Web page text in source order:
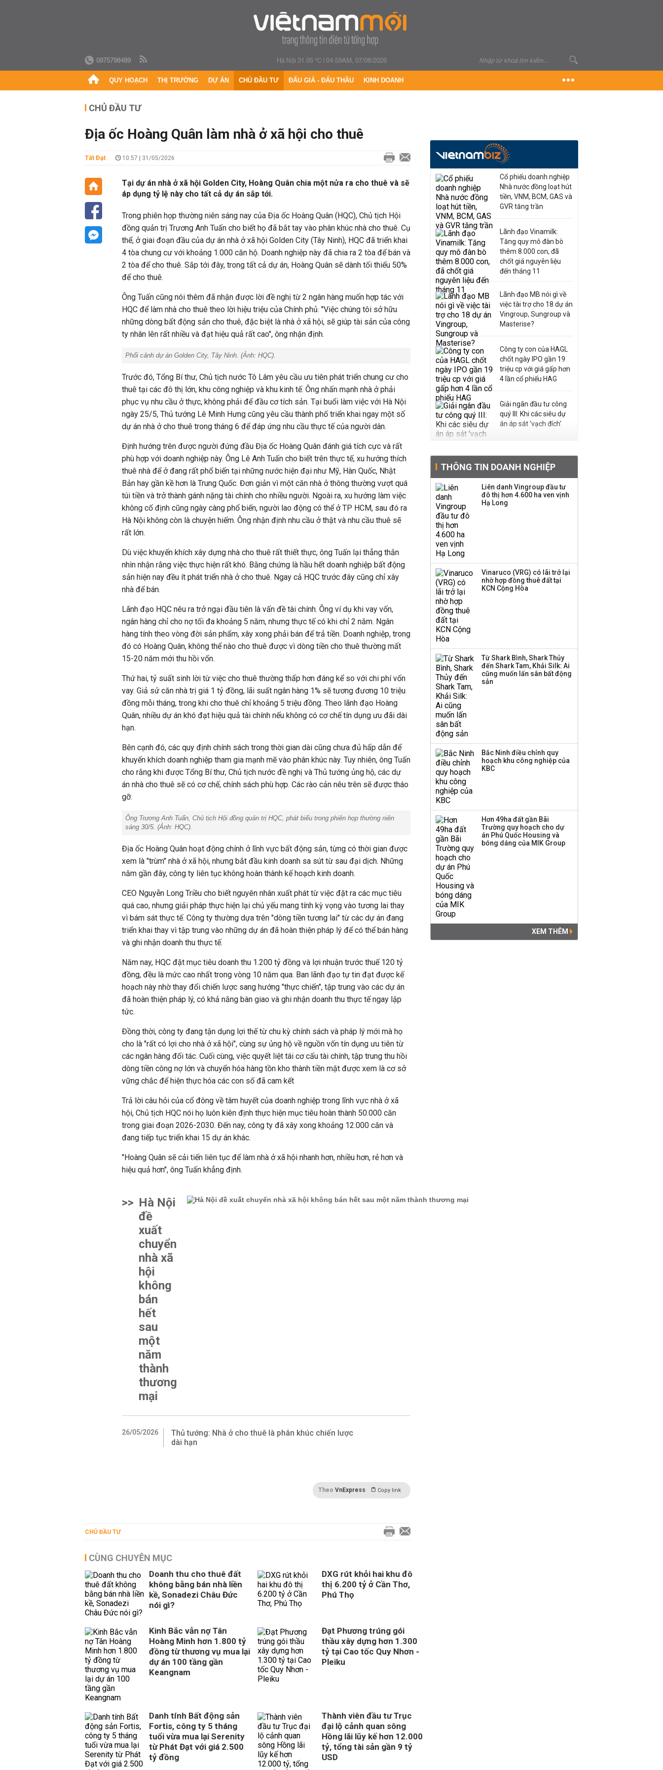
0975798489 Hà Nội 31.05 °C|04:59AM, 07/08/2026
QUY HOẠCH THỊ TRƯỜNG DỰ ÁN CHỦ ĐẦU TƯ ĐẤU GIÁ - ĐẤU THẦU KINH DOANH
CHỦ ĐẦU TƯ
Địa ốc Hoàng Quân làm nhà ở xã hội cho thuê
Tất Đạt 10:57 | 31/05/2026
Tại dự án nhà ở xã hội Golden City, Hoàng Quân chia một nửa ra cho thuê và sẽ
áp dụng tỷ lệ này cho tất cả dự án sắp tới.
Trong phiên họp thường niên sáng nay của Địa ốc Hoàng Quân (HQC), Chủ tịch Hội
đồng quản trị Trương Anh Tuấn cho biết họ đã bắt tay vào phân khúc nhà cho thuê. Cụ
thể, ở giai đoạn đầu của dự án nhà ở xã hội Golden City (Tây Ninh), HQC đã triển khai
4 tòa chung cư với khoảng 1.000 căn hộ. Doanh nghiệp này đã chia ra 2 tòa để bán và
2 tòa để cho thuê. Sắp tới đây, trong tất cả dự án, Hoàng Quân sẽ dành tối thiểu 50%
để cho thuê.
Ông Tuấn cũng nói thêm đã nhận được lời đề nghị từ 2 ngân hàng muốn hợp tác với
HQC để làm nhà cho thuê theo lời hiệu triệu của Chính phủ. "Việc chúng tôi sở hữu
những dòng bất động sản cho thuê, đặc biệt là nhà ở xã hội, sẽ giúp tài sản của công
ty nhân lên rất nhiều và đạt hiệu quả rất cao", ông nhận định.
Phối cảnh dự án Golden City, Tây Ninh. (Ảnh: HQC).
Trước đó, Tổng Bí thư, Chủ tịch nước Tô Lâm yêu cầu ưu tiên phát triển chung cư cho
thuê tại các đô thị lớn, khu công nghiệp và khu kinh tế. Ông nhấn mạnh nhà ở phải
phục vụ nhu cầu ở thực, không phải để đầu cơ tích sản. Tại buổi làm việc với Hà Nội
ngày 25/5, Thủ tướng Lê Minh Hưng cũng yêu cầu thành phố triển khai ngay một số
dự án nhà ở cho thuê trong tháng 6 để đáp ứng nhu cầu thực tế của người dân.
Định hướng trên được người đứng đầu Địa ốc Hoàng Quân đánh giá tích cực và rất
phù hợp với doanh nghiệp này. Ông Lê Anh Tuấn cho biết trên thực tế, xu hướng thích
thuê nhà để ở đang rất phổ biến tại những nước hiện đại như Mỹ, Hàn Quốc, Nhật
Bản hay gần kề hơn là Trung Quốc. Đơn giản vì một căn nhà ở thông thường vượt quá
túi tiền và trở thành gánh nặng tài chính cho nhiều người. Ngoài ra, xu hướng làm việc
không cố định cũng ngày càng phổ biến, người lao động có thể ở TP HCM, sau đó ra
Hà Nội không còn là chuyện hiếm. Ông nhận định nhu cầu ở thật và nhu cầu thuê sẽ
rất lớn.
Dù việc khuyến khích xây dựng nhà cho thuê rất thiết thực, ông Tuấn lại thẳng thắn
nhìn nhận rằng việc thực hiện rất khó. Bằng chứng là hầu hết doanh nghiệp bất động
sản hiện nay đều ít phát triển nhà ở cho thuê. Ngay cả HQC trước đây cũng chỉ xây
nhà để bán.
Lãnh đạo HQC nêu ra trở ngại đầu tiên là vấn đề tài chính. Ông ví dụ khi vay vốn,
ngân hàng chỉ cho nợ tối đa khoảng 5 năm, nhưng thực tế có khi chỉ 2 năm. Ngân
hàng tính theo vòng đời sản phẩm, xây xong phải bán để trả tiền. Doanh nghiệp, trong
đó có Hoàng Quân, không thể nào cho thuê được vì dòng tiền cho thuê thường mất
15-20 năm mới thu hồi vốn.
Thứ hai, tỷ suất sinh lời từ việc cho thuê thường thấp hơn đáng kể so với chi phí vốn
vay. Giả sử căn nhà trị giá 1 tỷ đồng, lãi suất ngân hàng 1% sẽ tương đương 10 triệu
đồng mỗi tháng, trong khi cho thuê chỉ khoảng 5 triệu đồng. Theo lãnh đạo Hoàng
Quân, nhiều dự án khó đạt hiệu quả tài chính nếu không có cơ chế tín dụng ưu đãi dài
hạn.
Bên cạnh đó, các quy định chính sách trong thời gian dài cũng chưa đủ hấp dẫn để
khuyến khích doanh nghiệp tham gia mạnh mẽ vào phân khúc này. Tuy nhiên, ông Tuấn
cho rằng khi được Tổng Bí thư, Chủ tịch nước đề nghị và Thủ tướng ủng hộ, các dự
án nhà cho thuê sẽ có cơ chế, chính sách phù hợp. Các rào cản nêu trên sẽ được tháo
gỡ.
Ông Trương Anh Tuấn, Chủ tịch Hội đồng quản trị HQC, phát biểu trong phiên họp thường niên
sáng 30/5. (Ảnh: HQC).
Địa ốc Hoàng Quân hoạt động chính ở lĩnh vực bất động sản, từng có thời gian được
xem là "trùm" nhà ở xã hội, nhưng bắt đầu kinh doanh sa sút từ sau đại dịch. Những
năm gần đây, công ty liên tục không hoàn thành kế hoạch kinh doanh.
CEO Nguyễn Long Triều cho biết nguyên nhân xuất phát từ việc đặt ra các mục tiêu
quá cao, nhưng giải pháp thực hiện lại chủ yếu mang tính kỳ vọng vào tương lai thay
vì bám sát thực tế. Công ty thường dựa trên "dòng tiền tương lai" từ các dự án đang
triển khai thay vì tập trung vào những dự án đã hoàn thiện pháp lý để có thể bán hàng
và ghi nhận doanh thu thực tế.
Năm nay, HQC đặt mục tiêu doanh thu 1.200 tỷ đồng và lợi nhuận trước thuế 120 tỷ
đồng, đều là mức cao nhất trong vòng 10 năm qua. Ban lãnh đạo tự tin đạt được kế
hoạch này nhờ thay đổi chiến lược sang hướng "thực chiến", tập trung vào các dự án
đã hoàn thiện pháp lý, có khả năng bàn giao và ghi nhận doanh thu thực tế ngay lập
tức.
Đồng thời, công ty đang tận dụng lợi thế từ chu kỳ chính sách và pháp lý mới mà họ
cho là "rất có lợi cho nhà ở xã hội", cùng sự ủng hộ về nguồn vốn tín dụng ưu tiên từ
các ngân hàng đối tác. Cuối cùng, việc quyết liệt tái cơ cấu tài chính, tập trung thu hồi
dòng tiền công nợ lớn và chuyển hóa hàng tồn kho thành tiền mặt được xem là cơ sở
vững chắc để hiện thực hóa các con số đã cam kết
Trả lời câu hỏi của cổ đông về tâm huyết của doanh nghiệp trong lĩnh vực nhà ở xã
hội, Chủ tịch HQC nói họ luôn kiên định thực hiện mục tiêu hoàn thành 50.000 căn
trong giai đoạn 2026-2030. Đến nay, công ty đã xây xong khoảng 12.000 căn và
đang tiếp tục triển khai 15 dự án khác.
"Hoàng Quân sẽ cải tiến liên tục để làm nhà ở xã hội nhanh hơn, nhiều hơn, rẻ hơn và
hiệu quả hơn", ông Tuấn khẳng định.
>> Hà Nội
đề
xuất
chuyển
nhà xã
hội
không
bán
hết
sau
một
năm
thành
thương
mại
26/05/2026
Thủ tướng: Nhà ở cho thuê là phân khúc chiến lược
dài hạn
Theo VnExpress Copy link
CHỦ ĐẦU TƯ
CÙNG CHUYÊN MỤC
Doanh thu cho thuê đất
không bằng bán nhà liền
kề, Sonadezi Châu Đức
nói gì?
DXG rút khỏi hai khu đô
thị 6.200 tỷ ở Cần Thơ,
Phú Thọ
Kinh Bắc vẫn nợ Tân
Hoàng Minh hơn 1.800 tỷ
đồng từ thương vụ mua lại
dự án 100 tầng gần
Keangnam
Đạt Phương trúng gói
thầu xây dựng hơn 1.300
tỷ tại Cao tốc Quy Nhơn -
Pleiku
Danh tính Bất động sản
Fortis, công ty 5 tháng
tuổi vừa mua lại Serenity
từ Phát Đạt với giá 2.500
tỷ đồng
Thành viên đầu tư Trục
đại lộ cảnh quan sông
Hồng lãi lũy kế hơn 12.000
tỷ, tổng tài sản gần 9 tỷ
USD
Cổ phiếu doanh nghiệp
Nhà nước đồng loạt hút
tiền, VNM, BCM, GAS và
GVR tăng trần
Lãnh đạo Vinamilk:
Tăng quy mô đàn bò
thêm 8.000 con, đã
chốt giá nguyên liệu
đến tháng 11
Lãnh đạo MB nói gì về
việc tài trợ cho 18 dự án
Vingroup, Sungroup và
Masterise?
Công ty con của HAGL
chốt ngày IPO gần 19
triệu cp với giá gấp hơn
4 lần cổ phiếu HAG
Giải ngân đầu tư công
quý III: Khi các siêu dự
án áp sát 'vạch đích'
triển quỹ hưu trí: Từ tiết
kiệm gia đình thành
nguồn cấp vốn dài hạn
và kinh nghiệm từ
Malaysia
Iran xem xét cấm tàu
VPBankS xin từ nhiệm
THÔNG TIN DOANH NGHIỆP
Liên danh Vingroup đầu tư
đô thị hơn 4.600 ha ven vịnh
Hạ Long
Vinaruco (VRG) có lãi trở lại
nhờ hợp đồng thuê đất tại
KCN Cộng Hòa
Từ Shark Bình, Shark Thủy
đến Shark Tam, Khải Silk: Ai
cũng muốn lấn sân bất động
sản
Bắc Ninh điều chỉnh quy
hoạch khu công nghiệp của
KBC
Hơn 49ha đất gần Bãi
Trường quy hoạch cho dự
án Phú Quốc Housing và
bóng dáng của MIK Group
XEM THÊM